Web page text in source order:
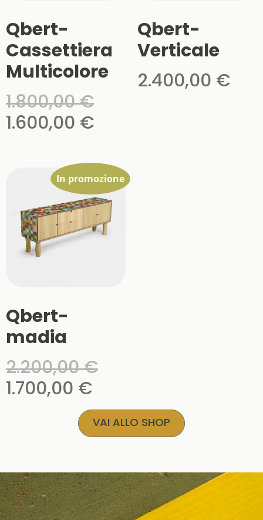
Qbert-
Cassettiera
Multicolore
1.800,00€
1.600,00 €
Qbert-
Verticale
2.400,00 €
In promozione
Qbert-
madia
2.200,00€
1.700,00 €
VAI ALLO SHOP